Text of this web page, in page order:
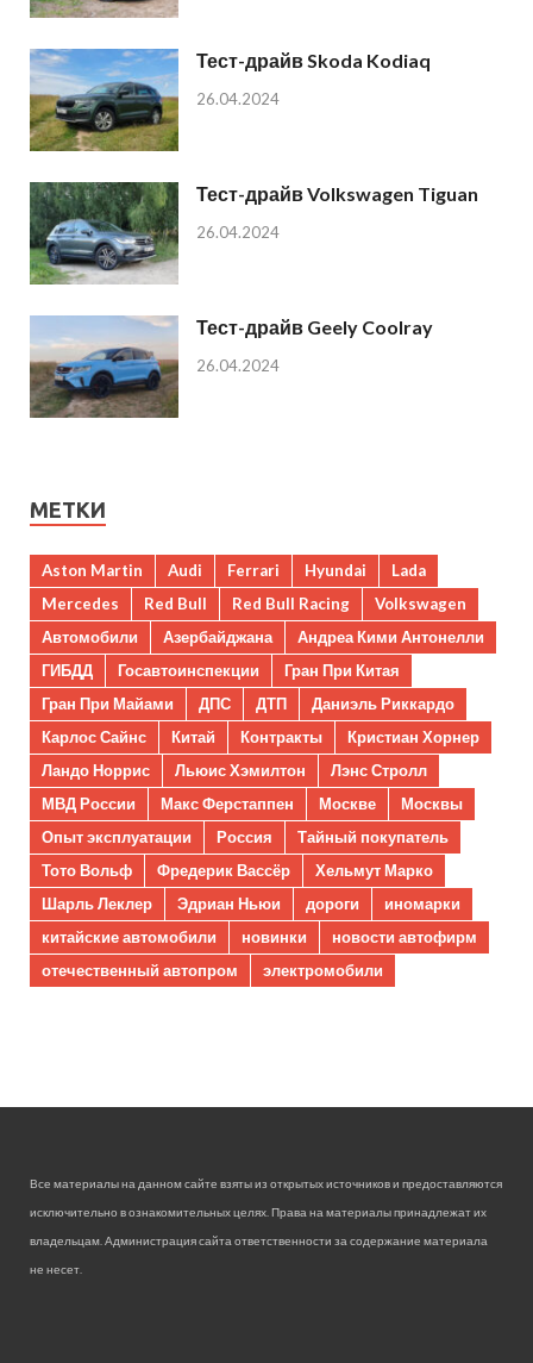
Тест-драйв Skoda Kodiaq
26.04.2024
Тест-драйв Volkswagen Tiguan
26.04.2024
Тест-драйв Geely Coolray
26.04.2024
МЕТКИ
Aston Martin Audi Ferrari Hyundai
Lada
Mercedes
Red Bull Red Bull Racing
Volkswagen
Автомобили
Азербайджана
Андреа Кими Антонелли
ГИБДД
Госавтоинспекции
Гран При Китая
Гран При Майами
ДПС ДТП
Даниэль Риккардо
Карлос Сайнс
Китай Контракты
Кристиан Хорнер
Ландо Норрис
Льюис Хэмилтон
Лэнс Стролл
МВД России
Макс Ферстаппен Москве
Москвы
Опыт эксплуатации
Россия
Тайный покупатель
Тото Вольф
Фредерик Вассёр
Хельмут Марко
Шарль Леклер
Эдриан Ньюи дороги
иномарки
китайские автомобили
новинки
новости автофирм
отечественный автопром
электромобили
Все материалы на данном сайте взяты из открытых источников и предоставляются
исключительно в ознакомительных целях. Права на материалы принадлежат их
владельцам. Администрация сайта ответственности за содержание материала
не несет.